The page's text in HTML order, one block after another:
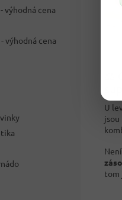
výhodná cena
výhodná cena
⚖️
U
jsou
tom